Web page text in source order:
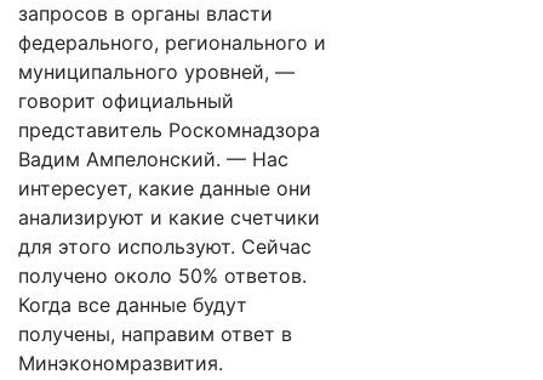
запросов в органы власти
федерального, регионального и
муниципального уровней, —
говорит официальный
представитель Роскомнадзора
Вадим Ампелонский. — Нас
интересует, какие данные они
анализируют и какие счетчики
для этого используют. Сейчас
получено около 50% ответов.
Когда все данные будут
получены, направим ответ в
Минэкономразвития.